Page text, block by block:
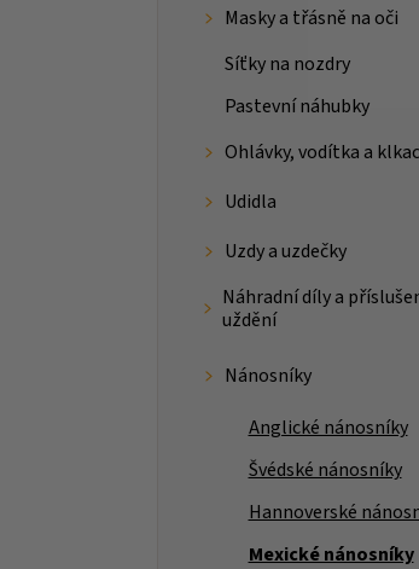
Masky a třásně na oči
Síťky na nozdry
Pastevní náhubky
Ohlávky, vodítka a
Udidla
Uzdy a uzdečky
Náhradní díly a
uždění
Nánosníky
Anglické nánosníky
Švédské nánosníky
Hannoverské
Mexické nánosníky